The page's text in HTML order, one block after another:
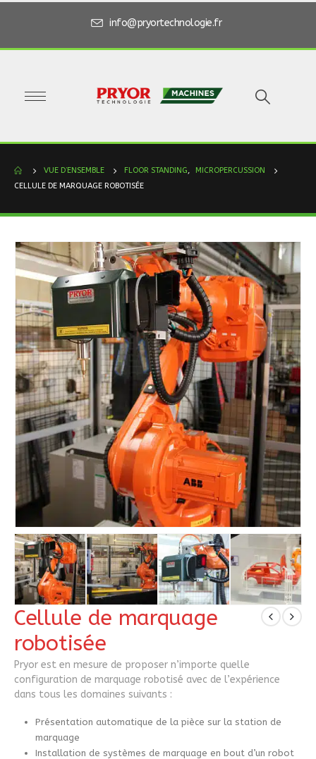
info@pryortechnologie.fr
VUE D’ENSEMBLE FLOOR STANDING
MICROPERCUSSION
CELLULE DE MARQUAGE ROBOTISÉE
Cellule de marquage
robotisée
Pryor est en mesure de proposer n’importe quelle
configuration de marquage robotisé avec de l’expérience
dans tous les domaines suivants :
Présentation automatique de la pièce sur la station de
marquage
Installation de systèmes de marquage en bout d’un robot